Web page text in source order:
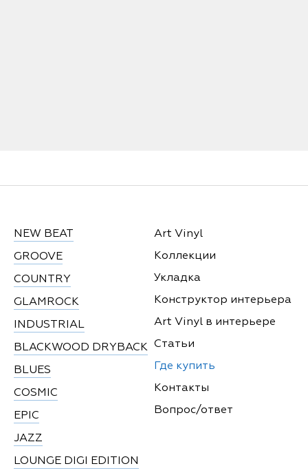
NEW BEAT
GROOVE
COUNTRY
GLAMROCK
INDUSTRIAL
BLACKWOOD DRYBACK
BLUES
COSMIC
EPIC
JAZZ
LOUNGE DIGI EDITION
Art Vinyl
Коллекции
Укладка
Конструктор интерьера
Art Vinyl в интерьере
Статьи
Где купить
Контакты
Вопрос/ответ